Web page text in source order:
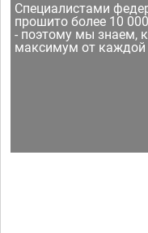
Специалистами
прошито более 10
- поэтому мы знаем,
максимум от